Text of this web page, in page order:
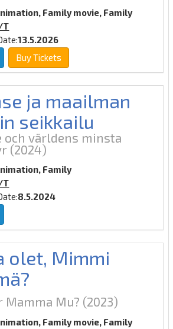
Family movie, Family
T
13.5.2026
Buy Tickets
ja maailman
seikkailu
och världens minsta
(2024)
Family
T
8.5.2024
olet, Mimmi
Mamma Mu? (2023)
Family movie, Family